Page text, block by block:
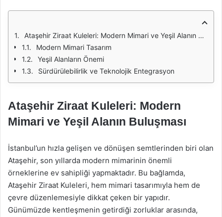
Ataşehir Ziraat Kuleleri: Modern Mimari ve Yeşil Alanın Buluşması
Modern Mimari Tasarım
Yeşil Alanların Önemi
Sürdürülebilirlik ve Teknolojik Entegrasyon
Ataşehir Ziraat Kuleleri: Modern
Mimari ve Yeşil Alanın Buluşması
İstanbul’un hızla gelişen ve dönüşen semtlerinden biri olan
Ataşehir, son yıllarda modern mimarinin önemli
örneklerine ev sahipliği yapmaktadır. Bu bağlamda,
Ataşehir Ziraat Kuleleri, hem mimari tasarımıyla hem de
çevre düzenlemesiyle dikkat çeken bir yapıdır.
Günümüzde kentleşmenin getirdiği zorluklar arasında,